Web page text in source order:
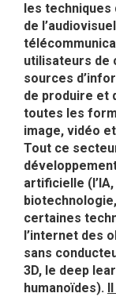
les techniques
de
utilisateurs de
sources
de produire et
toutes les
image, vidéo
Tout ce
artificielle
certaines
l’internet des
sans
3D, le deep
humanoïdes).